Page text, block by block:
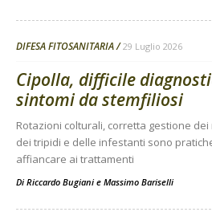
DIFESA FITOSANITARIA 29 Luglio 2026
Cipolla, difficile
sintomi da stemfiliosi
Rotazioni colturali, corretta gestione
dei tripidi e delle infestanti sono
affiancare ai trattamenti
Di Riccardo Bugiani e Massimo Bariselli